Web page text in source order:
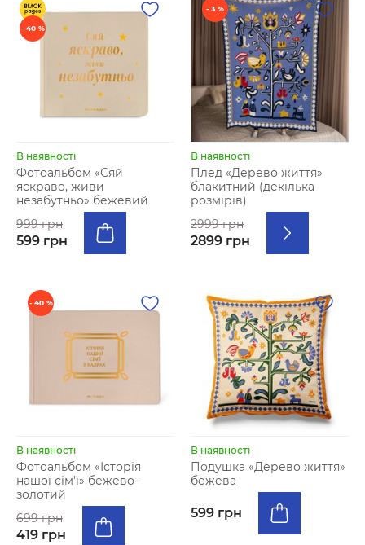
- 40 %
В наявності
Фотоальбом «Сяй
яскраво, живи
незабутньо» бежевий
999 грн
599 грн
- 3 %
В наявності
Плед «Дерево життя»
блакитний (декілька
розмірів)
2999 грн
2899 грн
- 40 %
В наявності
Фотоальбом «Історія
нашої сім'ї» бежево-
золотий
699 грн
419 грн
В наявності
Подушка «Дерево життя»
бежева
599 грн